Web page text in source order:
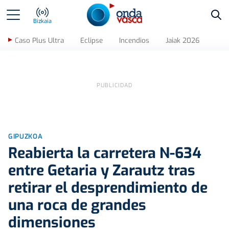
Bizkaia
Caso Plus Ultra Eclipse Incendios Jaiak 2026
GIPUZKOA
Reabierta la carretera N-634
entre Getaria y Zarautz tras
retirar el desprendimiento de
una roca de grandes
dimensiones